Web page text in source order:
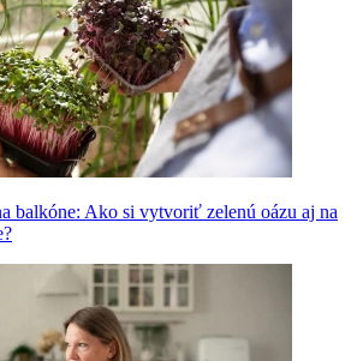
balkóne: Ako si vytvoriť zelenú oázu aj na